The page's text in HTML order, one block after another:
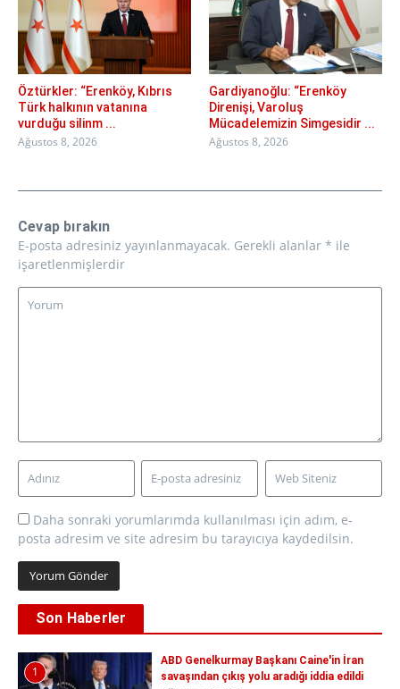
Öztürkler: “Erenköy, Kıbrıs
Türk halkının vatanına
vurduğu silinm ...
Ağustos 8, 2026
Gardiyanoğlu: “Erenköy
Direnişi, Varoluş
Mücadelemizin Simgesidir ...
Ağustos 8, 2026
Cevap bırakın
E-posta adresiniz yayınlanmayacak. Gerekli alanlar * ile
işaretlenmişlerdir
Daha sonraki yorumlarımda kullanılması için adım, e-
posta adresim ve site adresim bu tarayıcıya kaydedilsin.
Son Haberler
1
ABD Genelkurmay Başkanı Caine'in İran
savaşından çıkış yolu aradığı iddia edildi